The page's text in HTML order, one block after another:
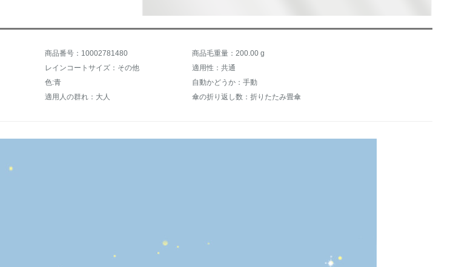
商品番号：10002781480
商品毛重量：200.00 g
レインコートサイズ：その他
適用性：共通
色:青
自動かどうか：手動
適用人の群れ：大人 傘の折り返し数：折りたたみ畳傘